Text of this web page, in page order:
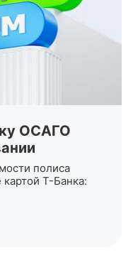
ОСАГО
полиса
картой Т-Банка: